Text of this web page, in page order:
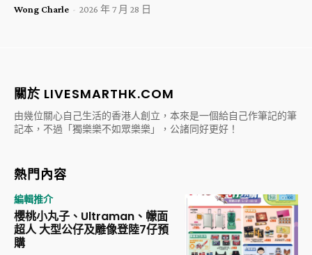
Wong Charle - 2026 年 7 月 28 日
關於 LIVESMARTHK.COM
由幾位關心自己生活的香港人創立，本來是一個給自己作筆記的筆
記本，不過「獨樂樂不如眾樂樂」，公諸同好更好！
熱門內容
編輯推介
櫻桃小丸子、Ultraman、幪面
超人 大型公仔及雕像登陸7仔預
購